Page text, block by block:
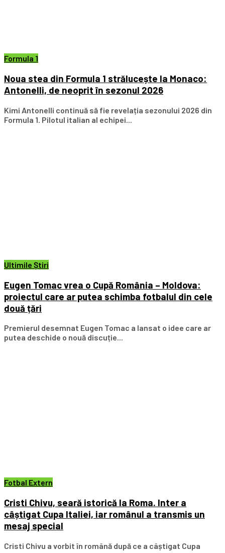
Formula 1
Noua stea din Formula 1 strălucește la Monaco:
Antonelli, de neoprit în sezonul 2026
Kimi Antonelli continuă să fie revelația sezonului 2026 din
Formula 1. Pilotul italian al echipei...
Ultimile Știri
Eugen Tomac vrea o Cupă România – Moldova:
proiectul care ar putea schimba fotbalul din cele
două țări
Premierul desemnat Eugen Tomac a lansat o idee care ar
putea deschide o nouă discuție...
Fotbal Extern
Cristi Chivu, seară istorică la Roma. Inter a
câștigat Cupa Italiei, iar românul a transmis un
mesaj special
Cristi Chivu a vorbit în română după ce a câștigat Cupa